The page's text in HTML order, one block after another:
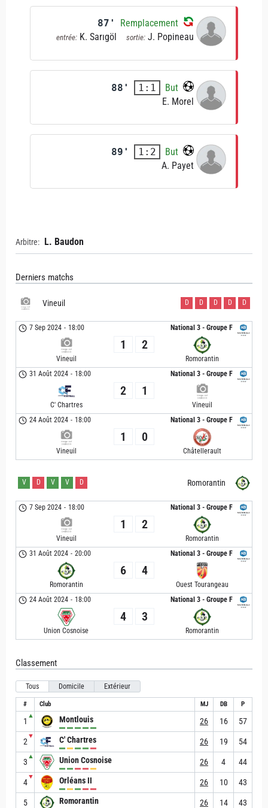
87' Remplacement
entrée: K. Sarıgöl sortie: J. Popineau
88' 1:1
But
E. Morel
89' 1:2
But
A. Payet
Arbitre: L. Baudon
Derniers matchs
Vineuil D D D D D
National 3 - Groupe F
7 Sep 2024 - 18:00
Vineuil
1 2
Romorantin
National 3 - Groupe F
31 Août 2024 - 18:00
C' Chartres
2 1
Vineuil
National 3 - Groupe F
24 Août 2024 - 18:00
Vineuil
1 0
Châtellerault
Romorantin
V D V V D
National 3 - Groupe F
7 Sep 2024 - 18:00
Vineuil
1 2
Romorantin
National 3 - Groupe F
31 Août 2024 - 20:00
Romorantin
6 4
Ouest Tourangeau
National 3 - Groupe F
24 Août 2024 - 18:00
Union Cosnoise
4 3
Romorantin
Classement
Tous Domicile Extérieur
# Club MJ DB P
1
▲ Montlouis 26 16 57
2
▼ C' Chartres 26 19 54
3
▲ Union Cosnoise 26 4 44
4
▼ Orléans II 26 10 43
5 Romorantin 26 14 43